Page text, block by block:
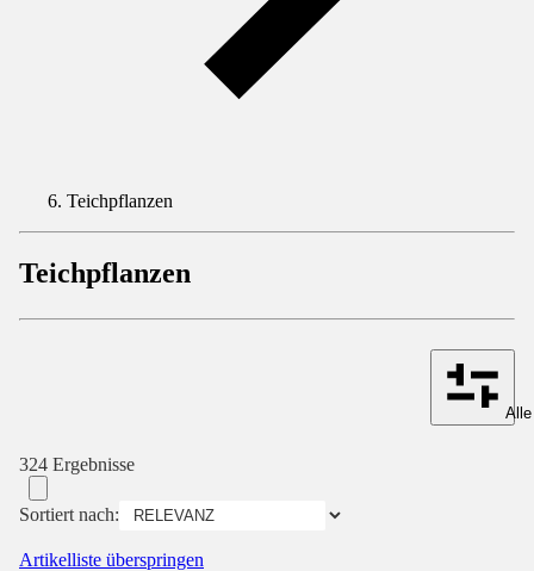
Teichpflanzen
Teichpflanzen
324 Ergebnisse
Sortiert nach:
Artikelliste überspringen